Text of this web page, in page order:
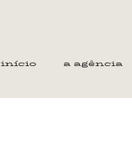
início a agência